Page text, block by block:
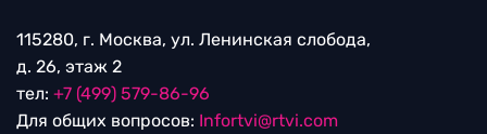
115280, г. Москва, ул. Ленинская слобода,
д. 26, этаж 2
тел: +7 (499) 579-86-96
Для общих вопросов: Infortvi@rtvi.com